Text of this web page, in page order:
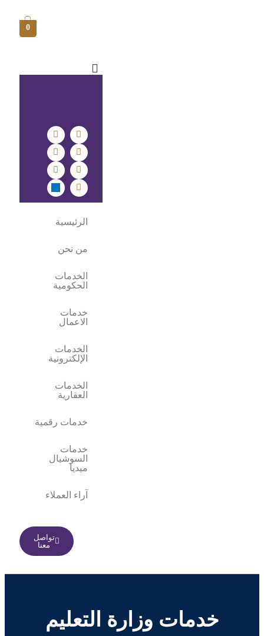
0
الرئيسية
من نحن
الخدمات
الحكومية
خدمات
الاعمال
الخدمات
الإلكترونية
الخدمات
العقارية
خدمات رقمية
خدمات
السوشيال
ميديا
آراء العملاء
تواصل
معنا
خدمات وزارة التعليم